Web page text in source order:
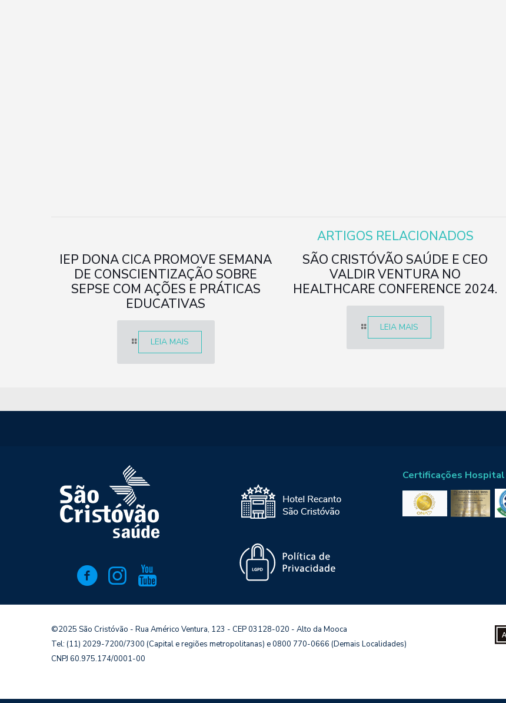
ARTIGOS RELACIONADOS
IEP DONA CICA PROMOVE SEMANA
DE CONSCIENTIZAÇÃO SOBRE
SEPSE COM AÇÕES E PRÁTICAS
EDUCATIVAS
LEIA MAIS
SÃO CRISTÓVÃO SAÚDE E CEO
VALDIR VENTURA NO
HEALTHCARE CONFERENCE 2024.
LEIA MAIS
Certificações
©2025 São Cristóvão - Rua Américo Ventura, 123 - CEP 03128-020 - Alto da Mooca
Tel: (11) 2029-7200/7300 (Capital e regiões metropolitanas) e 0800 770-0666 (Demais Localidades)
CNPJ 60.975.174/0001-00